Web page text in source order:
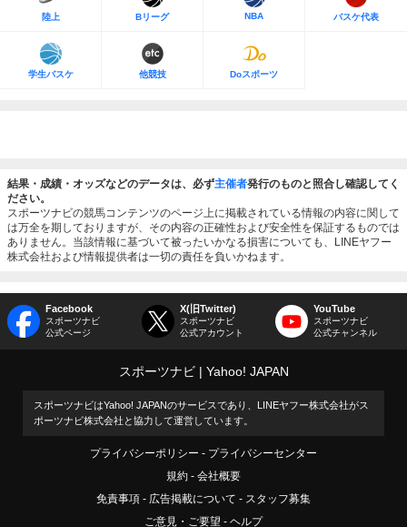
陸上 Bリーグ NBA バスケ代表
学生バスケ 他競技 Doスポーツ
結果・成績・オッズなどのデータは、必ず主催者発行のものと照合し確認してく
ださい。
スポーツナビの競馬コンテンツのページ上に掲載されている情報の内容に関して
は万全を期しておりますが、その内容の正確性および安全性を保証するものでは
ありません。当該情報に基づいて被ったいかなる損害についても、LINEヤフー
株式会社および情報提供者は一切の責任を負いかねます。
Facebook
スポーツナビ
公式ページ
X(旧Twitter)
スポーツナビ
公式アカウント
YouTube
スポーツナビ
公式チャンネル
スポーツナビ Yahoo! JAPAN
スポーツナビはYahoo! JAPANのサービスであり、LINEヤフー株式会社がス
ポーツナビ株式会社と協力して運営しています。
プライバシーポリシー
プライバシーセンター
規約
会社概要
免責事項
広告掲載について
スタッフ募集
ご意見・ご要望
ヘルプ